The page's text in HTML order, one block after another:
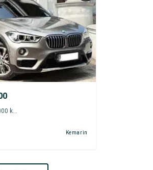
2019 - 20.000-25.000 km
Kemarin